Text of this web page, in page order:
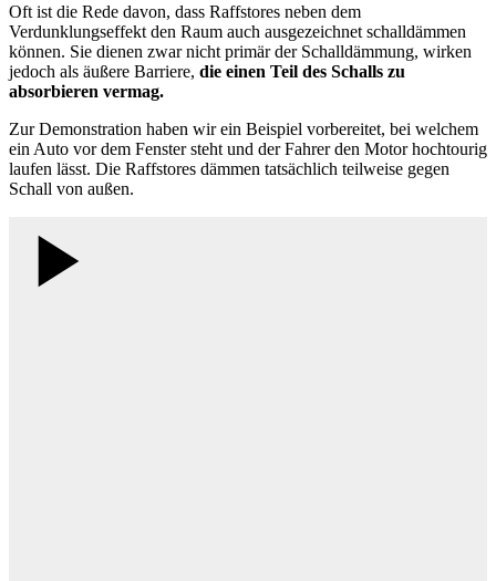
Oft ist die Rede davon, dass Raffstores neben dem
Verdunklungseffekt den Raum auch ausgezeichnet schalldämmen
können. Sie dienen zwar nicht primär der Schalldämmung, wirken
jedoch als äußere Barriere, die einen Teil des Schalls zu
absorbieren vermag.
Zur Demonstration haben wir ein Beispiel vorbereitet, bei welchem
ein Auto vor dem Fenster steht und der Fahrer den Motor hochtourig
laufen lässt. Die Raffstores dämmen tatsächlich teilweise gegen
Schall von außen.